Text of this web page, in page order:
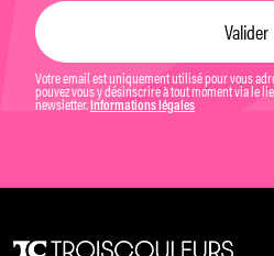
Votre email est uniquement utilisé pour vous
pouvez vous y désinscrire à tout moment via le
newsletter. Informations légales